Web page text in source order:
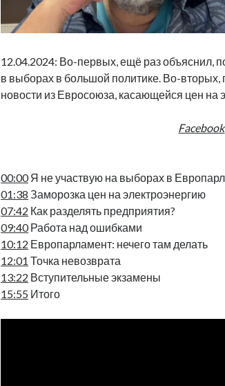
12.04.2024: Во-первых, ещё раз объяснил,
в выборах в большой политике. Во-вторых,
новости из Евросоюза, касающейся цен на
Facebook
00:00Я не участвую на выборах в
01:38 Заморозка цен на электроэнергию
07:42 Как разделять предприятия?
09:40Работа над ошибками
10:12 Европарламент: нечего там делать
12:01 Точка невозврата
13:22 Вступительные экзамены
15:55 Итого